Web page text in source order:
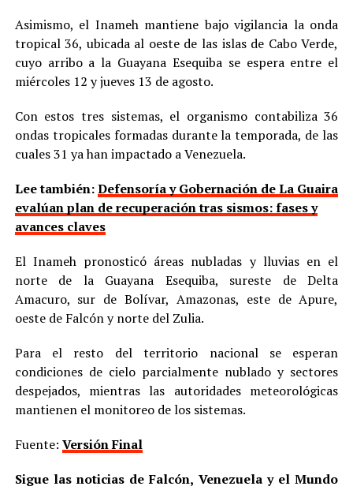
Asimismo, el Inameh mantiene bajo vigilancia la onda
tropical 36, ubicada al oeste de las islas de Cabo Verde,
cuyo arribo a la Guayana Esequiba se espera entre el
miércoles 12 y jueves 13 de agosto.
Con estos tres sistemas, el organismo contabiliza 36
ondas tropicales formadas durante la temporada, de las
cuales 31 ya han impactado a Venezuela.
Lee también:Defensoría y Gobernación de La Guaira
evalúan plan de recuperación tras sismos: fases y
avances claves
El Inameh pronosticó áreas nubladas y lluvias en el
norte de la Guayana Esequiba, sureste de Delta
Amacuro, sur de Bolívar, Amazonas, este de Apure,
oeste de Falcón y norte del Zulia.
Para el resto del territorio nacional se esperan
condiciones de cielo parcialmente nublado y sectores
despejados, mientras las autoridades meteorológicas
mantienen el monitoreo de los sistemas.
Fuente: Versión Final
Sigue las noticias de Falcón, Venezuela y el Mundo